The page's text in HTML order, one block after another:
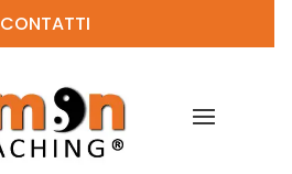
CONTATTI